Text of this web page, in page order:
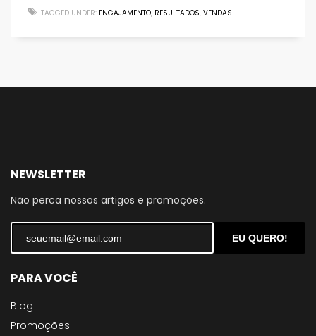
TAGGED UNDER: ENGAJAMENTO, RESULTADOS, VENDAS
NEWSLETTER
Não perca nossos artigos e promoções.
EU QUERO!
PARA VOCÊ
Blog
Promoções